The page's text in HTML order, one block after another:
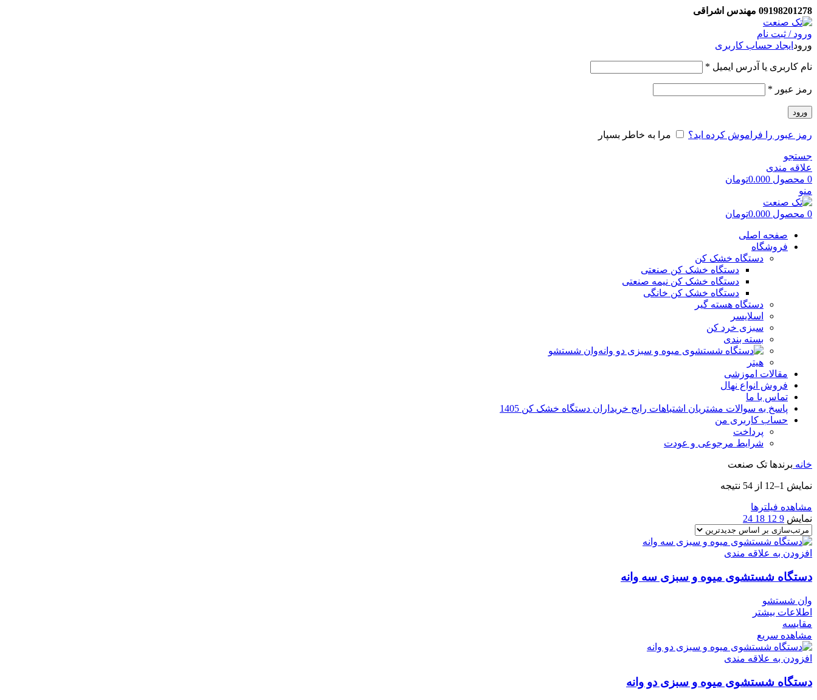
09198201278 مهندس اشراقی
ورود / ثبت نام
ورود ایجاد حساب کاربری
نام کاربری یا آدرس ایمیل *
رمز عبور *
ورود
رمز عبور را فراموش کرده اید؟ مرا به خاطر بسپار
جستجو
علاقه مندی
0 محصول 0.000تومان
منو
0 محصول 0.000تومان
صفحه اصلی
فروشگاه
دستگاه خشک کن
دستگاه خشک کن صنعتی
دستگاه خشک کن نیمه صنعتی
دستگاه خشک کن خانگی
دستگاه هسته گیر
اسلایسر
سبزی خرد کن
بسته بندی
وان شستشو
هیتر
مقالات اموزشی
فروش انواع نهال
تماس با ما
پاسخ به سوالات مشتریان اشتباهات رایج خریداران دستگاه خشک کن 1405
حساب کاربری من
پرداخت
شرایط مرجوعی و عودت
خانه برندها تک صنعت
نمایش 1–12 از 54 نتیجه
مشاهده فیلترها
نمایش 9
12
18
24
افزودن به علاقه مندی
دستگاه شستشوی میوه و سبزی سه وانه
وان شستشو
اطلاعات بیشتر
مقایسه
مشاهده سریع
افزودن به علاقه مندی
دستگاه شستشوی میوه و سبزی دو وانه